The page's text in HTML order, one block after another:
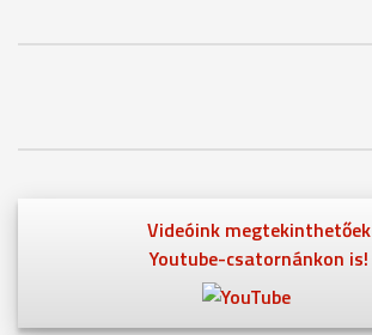
Videóink megtekinthetőek
Youtube-csatornánkon is!